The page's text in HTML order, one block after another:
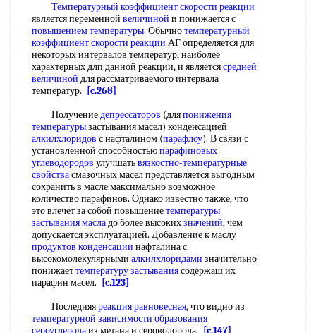
Температурный коэффициент скорости реакции
является переменной величиной и понижается с
повышением температуры. Обычнотемпературный
коэффициент скорости реакции АГ определяется для
некоторых интервалов температур, наиболее
характерных длп данной реакции, и являетсясредней
величиной для рассматриваемого интервала
температур.
[c.268]
Получениедепрессаторов (дляпонижения
температурызастывания масел) конденсацией
алкилхлоридов с нафталином (парафлоу). В связи с
установленной способностьюпарафиновых
углеводородов улучшатьвязкостно-температурные
свойствасмазочных масел представляется выгодным
сохранить в масле максимально возможное
количество парафинов. Однако известно также, что
это влечет за собой повышениетемпературы
застывания масладо более высокихзначений, чем
допускается эксплуатацией. Добавление к маслу
продуктов конденсации нафталина с
высокомолекулярными алкилхлоридами значительно
понижаеттемпературу застываниясодержаш их
парафин масел.
[c.123]
Последняяреакция равновесная, что видно из
температурной зависимости образования
сероуглеродаиз метана и сероводорода.
[c.147]